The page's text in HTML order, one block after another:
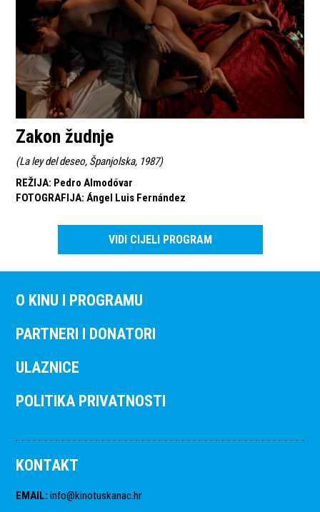
Zakon žudnje
(La ley del deseo, Španjolska, 1987)
REŽIJA: Pedro Almodóvar
FOTOGRAFIJA: Ángel Luis Fernández
VIDI CIJELI PROGRAM
O KINU I PROGRAMU
PARTNERI I DONATORI
ULAZNICE
POLITIKA PRIVATNOSTI
KONTAKT
EMAIL: info@kinotuskanac.hr